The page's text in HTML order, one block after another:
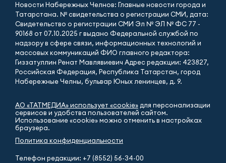
Новости Набережных Челнов: Главные новости города и
Татарстана. № свидетельства о регистрации СМИ, дата:
Свидетельство о регистрации СМИ Эл № ЭЛ № ФС 77 -
90168 от 07.10.2025 г выдано Федеральной службой по
надзору в сфере связи, информационных технологий и
массовых коммуникаций ФИО главного редактора:
Гиззатуллин Ренат Мавлявиевич Адрес редакции: 423827,
Российская Федерация, Республика Татарстан, город
Набережные Челны, бульвар Юных ленинцев, д. 9.
АО «ТАТМЕДИА» использует «cookie»для персонализации
сервисов и удобства пользователей сайтом.
Использование «cookie» можно отменить в настройках
браузера.
Политика конфиденциальности
Телефон редакции: +7 (8552) 56-34-00